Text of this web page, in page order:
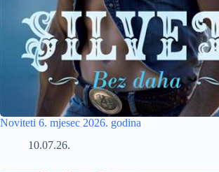
Noviteti 6. mjesec 2026. godina
10.07.26.